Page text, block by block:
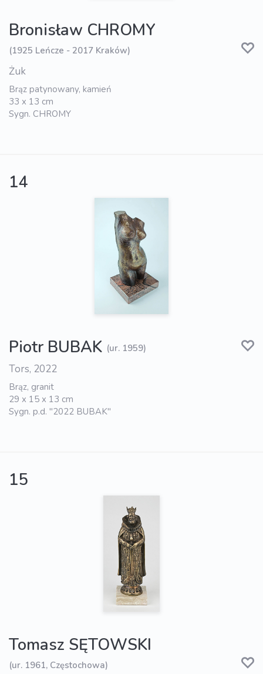
Bronisław CHROMY
(1925 Leńcze - 2017 Kraków)
Żuk
Brąz patynowany, kamień
33 x 13 cm
Sygn. CHROMY
14
Piotr BUBAK (ur. 1959)
Tors, 2022
Brąz, granit
29 x 15 x 13 cm
Sygn. p.d. "2022 BUBAK"
15
Tomasz SĘTOWSKI
(ur. 1961, Częstochowa)